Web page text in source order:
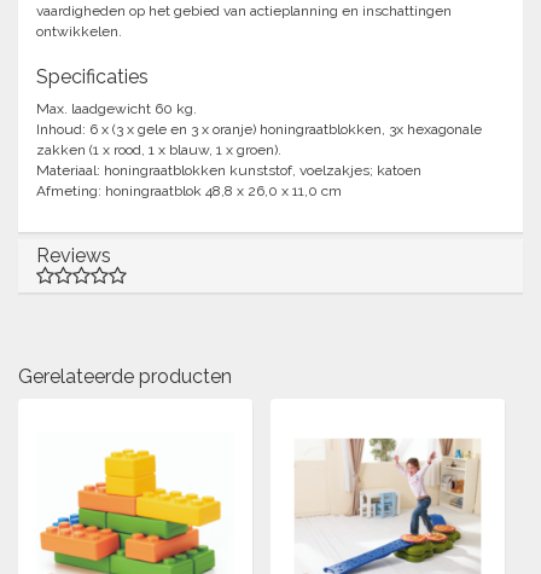
vaardigheden op het gebied van actieplanning en inschattingen
ontwikkelen.
Specificaties
Max. laadgewicht 60 kg.
Inhoud: 6 x (3 x gele en 3 x oranje) honingraatblokken, 3x hexagonale
zakken (1 x rood, 1 x blauw, 1 x groen).
Materiaal: honingraatblokken kunststof, voelzakjes; katoen
Afmeting: honingraatblok 48,8 x 26,0 x 11,0 cm
Reviews
Gerelateerde producten